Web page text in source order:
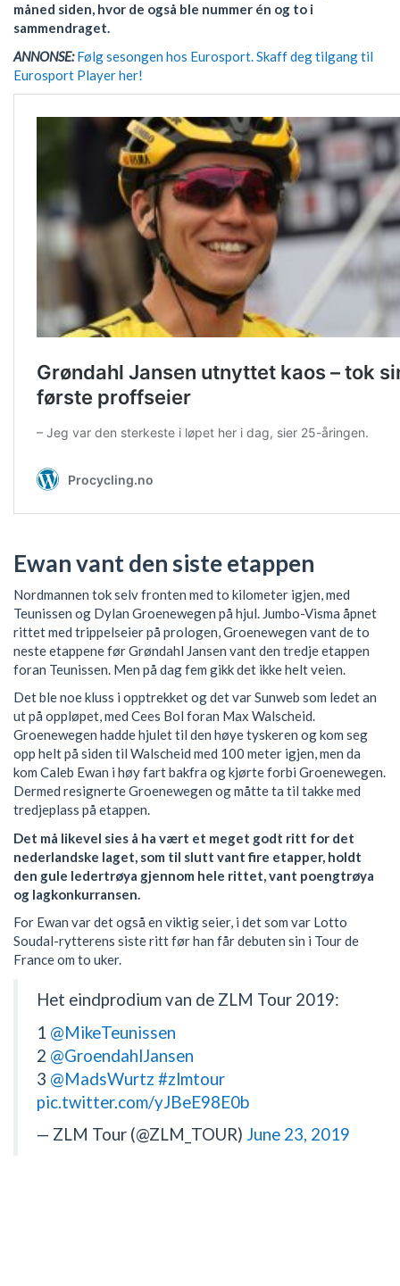
måned siden, hvor de også ble nummer én og to i
sammendraget.
ANNONSE: Følg sesongen hos Eurosport. Skaff deg tilgang til
Eurosport Player her!
Ewan vant den siste etappen
Nordmannen tok selv fronten med to kilometer igjen, med
Teunissen og Dylan Groenewegen på hjul. Jumbo-Visma åpnet
rittet med trippelseier på prologen, Groenewegen vant de to
neste etappene før Grøndahl Jansen vant den tredje etappen
foran Teunissen. Men på dag fem gikk det ikke helt veien.
Det ble noe kluss i opptrekket og det var Sunweb som ledet an
ut på oppløpet, med Cees Bol foran Max Walscheid.
Groenewegen hadde hjulet til den høye tyskeren og kom seg
opp helt på siden til Walscheid med 100 meter igjen, men da
kom Caleb Ewan i høy fart bakfra og kjørte forbi Groenewegen.
Dermed resignerte Groenewegen og måtte ta til takke med
tredjeplass på etappen.
Det må likevel sies å ha vært et meget godt ritt for det
nederlandske laget, som til slutt vant fire etapper, holdt
den gule ledertrøya gjennom hele rittet, vant poengtrøya
og lagkonkurransen.
For Ewan var det også en viktig seier, i det som var Lotto
Soudal-rytterens siste ritt før han får debuten sin i Tour de
France om to uker.
Het eindprodium van de ZLM Tour 2019:
1 @MikeTeunissen
2 @GroendahlJansen
3 @MadsWurtz #zlmtour
pic.twitter.com/yJBeE98E0b
— ZLM Tour (@ZLM_TOUR) June 23, 2019